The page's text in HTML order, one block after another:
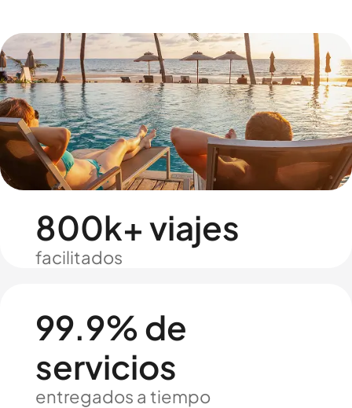
800k+ viajes
facilitados
99.9% de
servicios
entregados a tiempo